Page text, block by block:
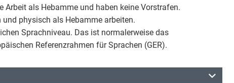
als Hebamme und haben keine Vorstrafen.
physisch als Hebamme arbeiten.
Sprachniveau. Das ist normalerweise das
Referenzrahmen für Sprachen (GER).